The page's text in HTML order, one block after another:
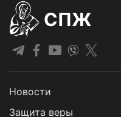
СПЖ
Новости
Защита веры